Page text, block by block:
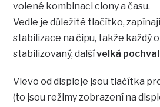
volené kombinaci clony a času.
Vedle je důležité tlačítko,
stabilizace na čipu, takže každý
stabilizovaný, dalšívelká
Vlevo od displeje jsou tlačítka
(to jsou režimy zobrazení na